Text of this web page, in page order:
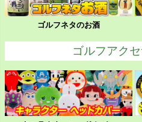
ゴルフネタのお酒
ゴルフアク